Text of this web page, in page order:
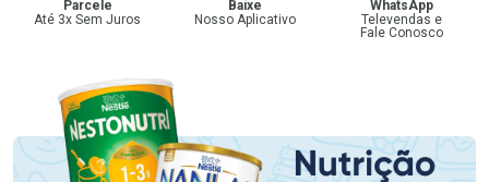
Parcele
Até 3x Sem Juros
Baixe
Nosso Aplicativo
WhatsApp
Televendas e
Fale Conosco